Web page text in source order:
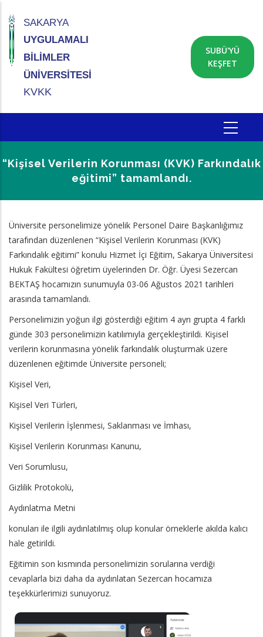
içeriğe
atla
SAKARYA
UYGULAMALI
BİLİMLER
ÜNİVERSİTESİ
KVKK
SUBÜ'YÜ
KEŞFET
“Kişisel Verilerin Korunması (KVK) Farkındalık
eğitimi” tamamlandı.
Yolu
Üniversite personelimize yönelik Personel Daire Başkanlığımız
tarafından düzenlenen “Kişisel Verilerin Korunması (KVK)
Farkındalık eğitimi” konulu Hizmet İçi Eğitim, Sakarya Üniversitesi
Hukuk Fakültesi öğretim üyelerinden Dr. Öğr. Üyesi Sezercan
BEKTAŞ hocamızın sunumuyla 03-06 Ağustos 2021 tarihleri
arasında tamamlandı.
Personelimizin yoğun ilgi gösterdiği eğitim 4 ayrı grupta 4 farklı
günde 303 personelimizin katılımıyla gerçekleştirildi. Kişisel
verilerin korunmasına yönelik farkındalık oluşturmak üzere
düzenlenen eğitimde Üniversite personeli;
Kişisel Veri,
Kişisel Veri Türleri,
Kişisel Verilerin İşlenmesi, Saklanması ve İmhası,
Kişisel Verilerin Korunması Kanunu,
Veri Sorumlusu,
Gizlilik Protokolü,
Aydınlatma Metni
konuları ile ilgili aydınlatılmış olup konular örneklerle akılda kalıcı
hale getirildi.
Eğitimin son kısmında personelimizin sorularına verdiği
cevaplarla bizi daha da aydınlatan Sezercan hocamıza
teşekkürlerimizi sunuyoruz.
Galeri